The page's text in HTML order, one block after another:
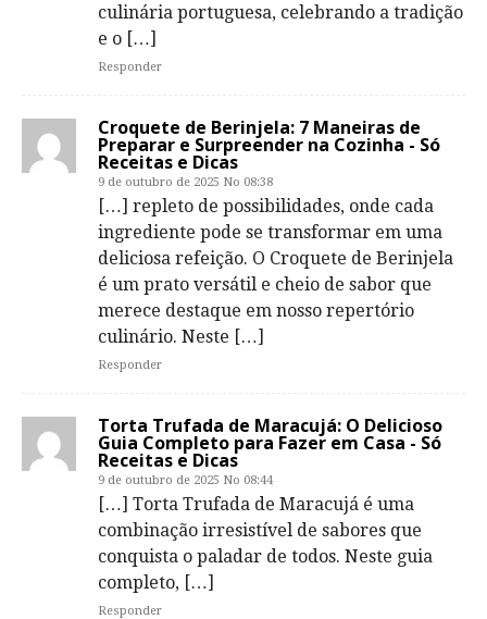
culinária portuguesa, celebrando a tradição
e o […]
Responder
Croquete de Berinjela: 7 Maneiras de
Preparar e Surpreender na Cozinha - Só
Receitas e Dicas
9 de outubro de 2025 No 08:38
[…] repleto de possibilidades, onde cada
ingrediente pode se transformar em uma
deliciosa refeição. O Croquete de Berinjela
é um prato versátil e cheio de sabor que
merece destaque em nosso repertório
culinário. Neste […]
Responder
Torta Trufada de Maracujá: O Delicioso
Guia Completo para Fazer em Casa - Só
Receitas e Dicas
9 de outubro de 2025 No 08:44
[…] Torta Trufada de Maracujá é uma
combinação irresistível de sabores que
conquista o paladar de todos. Neste guia
completo, […]
Responder